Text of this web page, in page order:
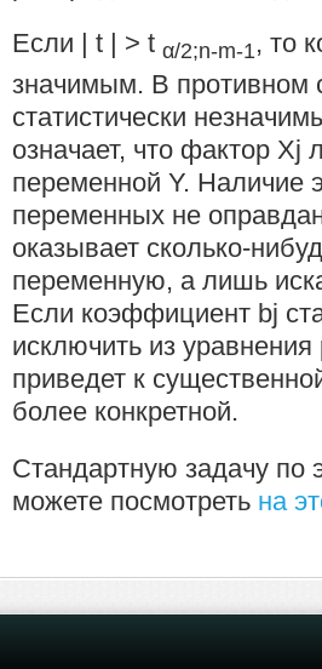
Если | t | > t α/2;n-m-1, то
значимым. В противном
статистически
означает, что фактор Xj
переменной Y. Наличие
переменных не
оказывает сколько-
переменную, а лишь
Если коэффициент bj
исключить из
приведет к
более конкретной.
Стандартную задачу по
можете посмотреть на